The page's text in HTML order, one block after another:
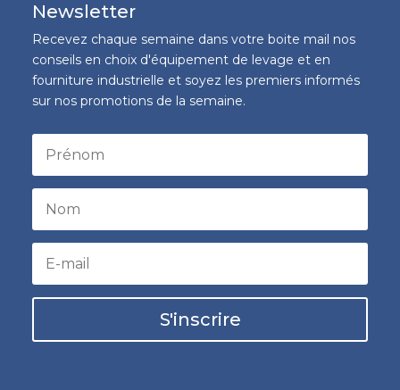
Newsletter
Recevez chaque semaine dans votre boite mail nos
conseils en choix d'équipement de levage et en
fourniture industrielle et soyez les premiers informés
sur nos promotions de la semaine.
S'inscrire